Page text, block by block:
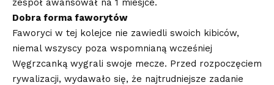
zespół awansował na 1 miesjce.
Dobra forma faworytów
Faworyci w tej kolejce nie zawiedli swoich kibiców,
niemal wszyscy poza wspomnianą wcześniej
Węgrzcanką wygrali swoje mecze. Przed rozpoczęciem
rywalizacji, wydawało się, że najtrudniejsze zadanie